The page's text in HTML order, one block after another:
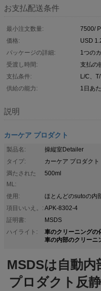
お支払配送条件
最小注文数量:
7500/
価格:
USD
パッケージの詳細:
1つの
受渡し時間:
支払の
支払条件:
L/C、
供給の能力:
1日あ
説明
カーケア プロダクト
製品名:
操縦室Detailer
タイプ:
カーケア プロダクト
満たされた
ML:
500ml
使用:
ほとんどのsutoの内
項目いいえ。: APK-8302-4
証明書:
MSDS
ハイライト:
車のクリーニングの
車の内部のクリーニ
MSDSは自動
プロダクト反